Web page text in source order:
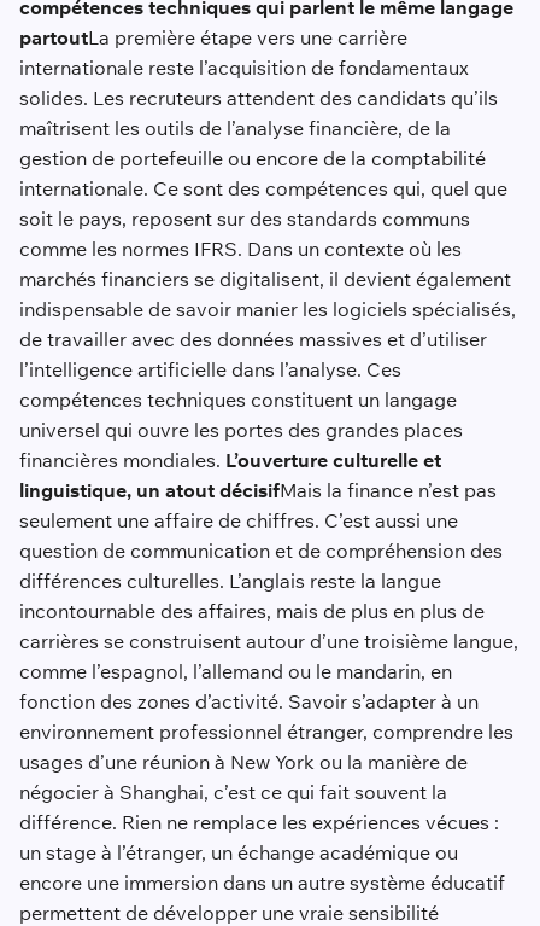
compétences techniques qui parlent le même langage
partoutLa première étape vers une carrière
internationale reste l’acquisition de fondamentaux
solides. Les recruteurs attendent des candidats qu’ils
maîtrisent les outils de l’analyse financière, de la
gestion de portefeuille ou encore de la comptabilité
internationale. Ce sont des compétences qui, quel que
soit le pays, reposent sur des standards communs
comme les normes IFRS. Dans un contexte où les
marchés financiers se digitalisent, il devient également
indispensable de savoir manier les logiciels spécialisés,
de travailler avec des données massives et d’utiliser
l’intelligence artificielle dans l’analyse. Ces
compétences techniques constituent un langage
universel qui ouvre les portes des grandes places
financières mondiales. L’ouverture culturelle et
linguistique, un atout décisifMais la finance n’est pas
seulement une affaire de chiffres. C’est aussi une
question de communication et de compréhension des
différences culturelles. L’anglais reste la langue
incontournable des affaires, mais de plus en plus de
carrières se construisent autour d’une troisième langue,
comme l’espagnol, l’allemand ou le mandarin, en
fonction des zones d’activité. Savoir s’adapter à un
environnement professionnel étranger, comprendre les
usages d’une réunion à New York ou la manière de
négocier à Shanghai, c’est ce qui fait souvent la
différence. Rien ne remplace les expériences vécues :
un stage à l’étranger, un échange académique ou
encore une immersion dans un autre système éducatif
permettent de développer une vraie sensibilité